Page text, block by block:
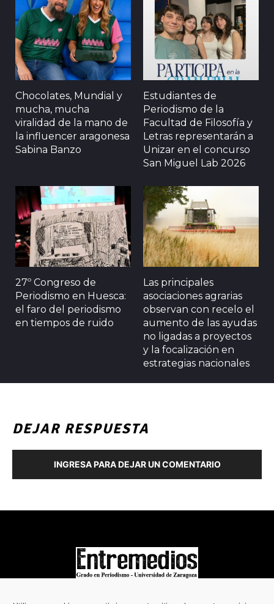
Chocolates, Mundial y
mucha, mucha
viralidad de la mano de
la influencer aragonesa
Sabina Banzo
Estudiantes de
Periodismo de la
Facultad de Filosofía y
Letras representarán a
Unizar en el concurso
San Miguel Lab 2026
27º Congreso de
Periodismo en Huesca:
el faro del periodismo
en tiempos de ruido
Las principales
asociaciones agrarias
observan con recelo el
aumento de las ayudas
no ligadas a proyectos
y la focalización en
estrategias nacionales
DEJAR RESPUESTA
INGRESA PARA DEJAR UN COMENTARIO